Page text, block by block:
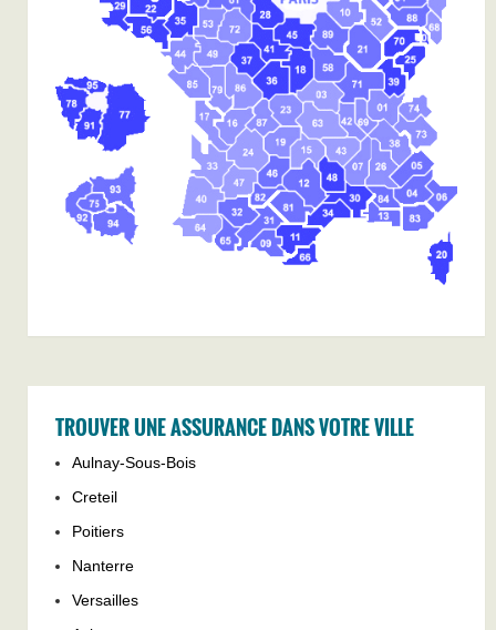
TROUVER UNE ASSURANCE DANS VOTRE VILLE
Aulnay-Sous-Bois
Creteil
Poitiers
Nanterre
Versailles